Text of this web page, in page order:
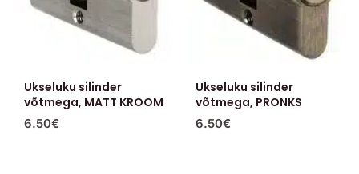
Ukseluku silinder
võtmega, MATT KROOM
6.50€
Ukseluku silinder
võtmega, PRONKS
6.50€